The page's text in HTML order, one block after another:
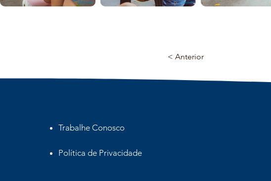
< Anterior
Trabalhe Conosco
Política de Privacidade